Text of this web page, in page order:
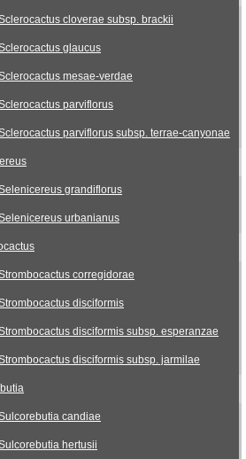
cloverae subsp. brackii
glaucus
mesae-verdae
parviflorus
parviflorus subsp. terrae-canyonae
grandiflorus
urbanianus
corregidorae
disciformis
disciformis subsp. esperanzae
disciformis subsp. jarmilae
candiae
hertusii